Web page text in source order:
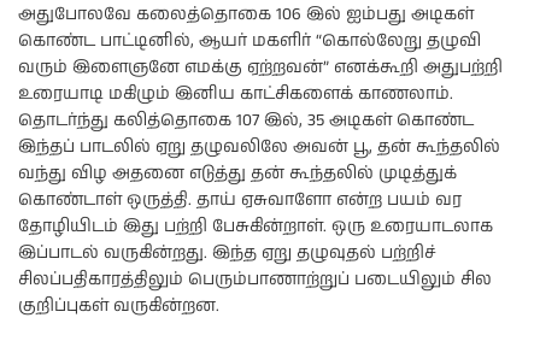
அதுபோலவே கலைத்தொகை 106 இல் ஐம்பது அடிகள்
கொண்ட பாட்டினில், ஆயர் மகளிர் “கொல்லேறு தழுவி
வரும் இளைஞனே எமக்கு ஏற்றவன்” எனக்கூறி அதுபற்றி
உரையாடி மகிழும் இனிய காட்சிகளைக் காணலாம்.
தொடர்ந்து கலித்தொகை 107 இல், 35 அடிகள் கொண்ட
இந்தப் பாடலில் ஏறு தழுவலிலே அவன் பூ, தன் கூந்தலில்
வந்து விழ அதனை எடுத்து தன் கூந்தலில் முடித்துக்
கொண்டாள் ஒருத்தி. தாய் ஏசுவாளோ என்ற பயம் வர
தோழியிடம் இது பற்றி பேசுகின்றாள். ஒரு உரையாடலாக
இப்பாடல் வருகின்றது. இந்த ஏறு தழுவுதல் பற்றிச்
சிலப்பதிகாரத்திலும் பெரும்பாணாற்றுப் படையிலும் சில
குறிப்புகள் வருகின்றன.